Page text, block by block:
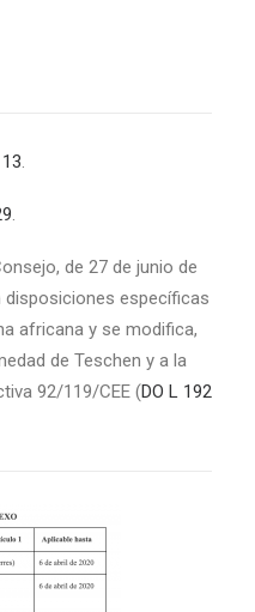
.
.
de 27 de junio de
disposiciones específicas
africana y se modifica,
de Teschen y a la
92/119/CEE (DO L 192